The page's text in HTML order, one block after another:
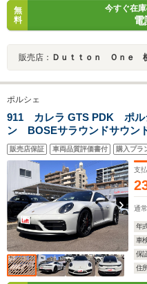
無
料
今すぐ在
電
販売店： Ｄｕｔｔｏｎ Ｏｎｅ
ポルシェ
911 カレラ GTS PDK ポル
ン BOSEサラウンドサウン
ングルーフ プライバシーガ
ケージ パワーステアリング
販売店保証 車両品質評価書付 購入プラ
支
通
年
車
保
住